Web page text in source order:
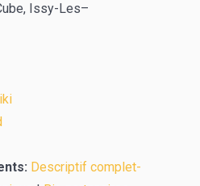
Issy-Les–
Descriptif complet-